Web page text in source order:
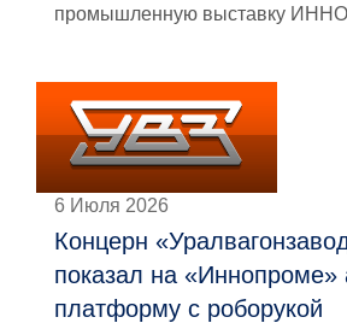
промышленную выставку
6 Июля 2026
Концерн
показал на
платформу с роборукой